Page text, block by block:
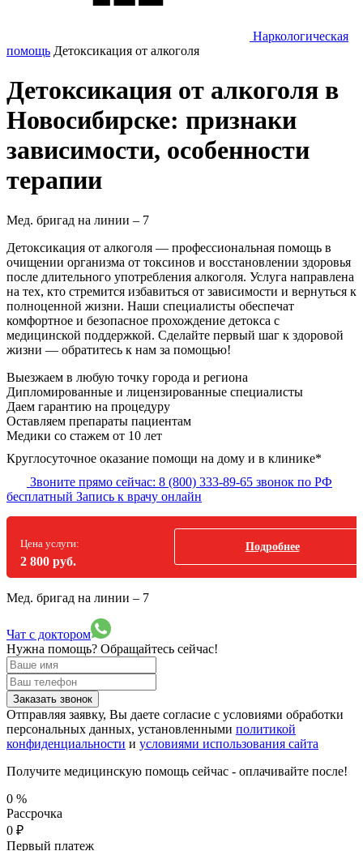
Наркологическая
помощь Детоксикация от алкоголя
Детоксикация от алкоголя в
Новосибирске: признаки
зависимости, особенности
терапии
Мед. бригад на линии – 7
Детоксикация от алкоголя — профессиональная помощь в
очищении организма от токсинов и восстановлении здоровья
после длительного употребления алкоголя. Услуга направлена
на тех, кто стремится избавиться от зависимости и вернуться к
полноценной жизни. Наши специалисты обеспечат
комфортное и безопасное прохождение детокса с
медицинской поддержкой. Сделайте первый шаг к здоровой
жизни — обратитесь к нам за помощью!
Выезжаем в любую точку города и региона
Дипломированные и лицензированные специалисты
Даем гарантию на процедуру
Оставляем препараты пациентам
Медики со стажем от 10 лет
Круглосуточное оказание помощи на дому и в клинике*
Звоните прямо сейчас: 8 (800) 333-89-65 звонок по РФ
бесплатный Запись к врачу онлайн
Цена услуги:
2 800 руб.
Подробнее
Мед. бригад на линии – 7
Чат с доктором
Нужна помощь? Обращайтесь сейчас!
Заказать звонок
Отправляя заявку, Вы даете согласие с условиями обработки
персональных данных, установленными политикой
конфиденциальности и условиями использования сайта
Получите медицинскую помощь сейчас - оплачивайте после!
0 %
Рассрочка
0 ₽
Первый платеж